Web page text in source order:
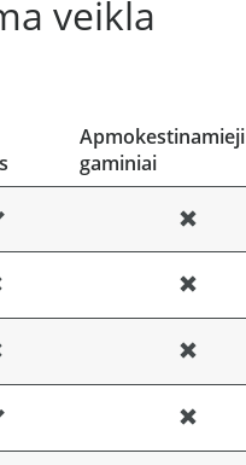
veikla
Apmokestinamieji
gaminiai